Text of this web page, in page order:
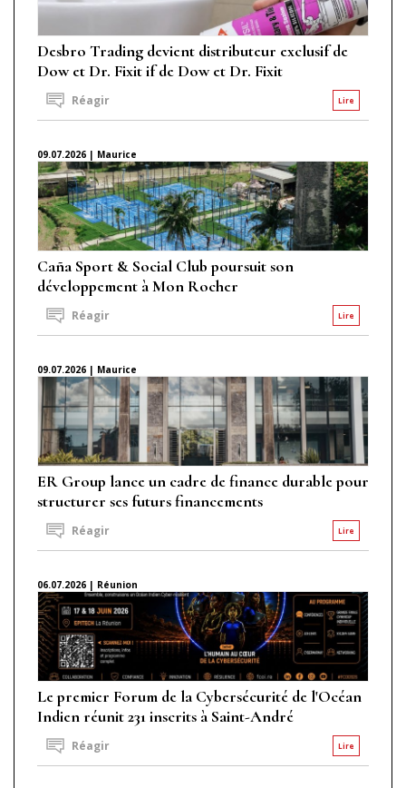
Desbro Trading devient distributeur exclusif de
Dow et Dr. Fixit if de Dow et Dr. Fixit
Lire
Réagir
09.07.2026 | Maurice
Caña Sport & Social Club poursuit son
développement à Mon Rocher
Lire
Réagir
09.07.2026 | Maurice
ER Group lance un cadre de finance durable pour
structurer ses futurs financements
Lire
Réagir
06.07.2026 | Réunion
Le premier Forum de la Cybersécurité de l'Océan
Indien réunit 231 inscrits à Saint-André
Lire
Réagir